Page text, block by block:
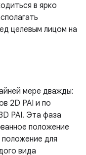
в ярко
целевым лицом на
мере дважды:
2D PAI и по
PAI. Эта фаза
положение
положение для
вида